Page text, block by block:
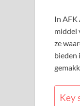
In AFK
middel
ze
bieden
Key